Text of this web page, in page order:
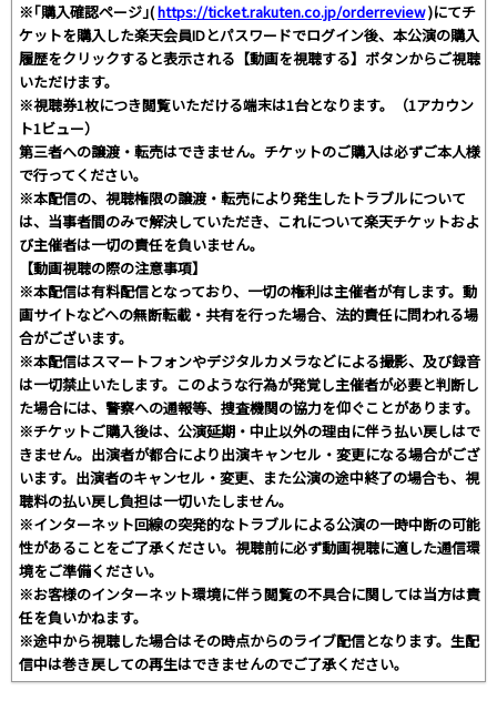
※｢購入確認ページ｣(https://ticket.rakuten.co.jp/orderreview)にてチ
ケットを購入した楽天会員IDとパスワードでログイン後、本公演の購入
履歴をクリックすると表示される【動画を視聴する】ボタンからご視聴
いただけます。
※視聴券1枚につき閲覧いただける端末は1台となります。（1アカウン
ト1ビュー）
第三者への譲渡・転売はできません。チケットのご購入は必ずご本人様
で行ってください。
※本配信の、視聴権限の譲渡・転売により発生したトラブルについて
は、当事者間のみで解決していただき、これについて楽天チケットおよ
び主催者は一切の責任を負いません。
【動画視聴の際の注意事項】
※本配信は有料配信となっており、一切の権利は主催者が有します。動
画サイトなどへの無断転載・共有を行った場合、法的責任に問われる場
合がございます。
※本配信はスマートフォンやデジタルカメラなどによる撮影、及び録音
は一切禁止いたします。このような行為が発覚し主催者が必要と判断し
た場合には、警察への通報等、捜査機関の協力を仰ぐことがあります。
※チケットご購入後は、公演延期・中止以外の理由に伴う払い戻しはで
きません。出演者が都合により出演キャンセル・変更になる場合がござ
います。出演者のキャンセル・変更、また公演の途中終了の場合も、視
聴料の払い戻し負担は一切いたしません。
※インターネット回線の突発的なトラブルによる公演の一時中断の可能
性があることをご了承ください。視聴前に必ず動画視聴に適した通信環
境をご準備ください。
※お客様のインターネット環境に伴う閲覧の不具合に関しては当方は責
任を負いかねます。
※途中から視聴した場合はその時点からのライブ配信となります。生配
信中は巻き戻しての再生はできませんのでご了承ください。